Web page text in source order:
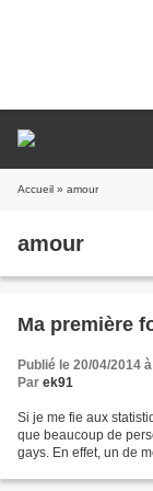
Accueil » amour
amour
Ma première
Publié le 20/04/2014
Par ek91
Si je me fie aux
que beaucoup de
gays. En effet, un de